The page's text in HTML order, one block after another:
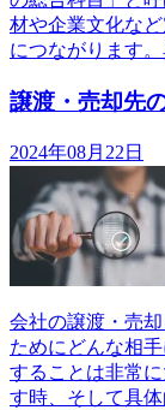
材や企業文化な
につながります
譲渡・売却先
2024年08月22日
会社の譲渡・売
ためにどんな相
することは非常
す時、そして具